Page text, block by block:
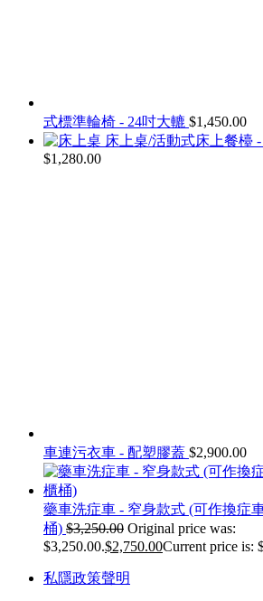
式標準輪椅 - 24吋大轆 $1,450.00
床上桌/活動式床上餐檯
$1,280.00
車連污衣車 - 配塑膠蓋 $2,900.00
藥車洗症車 - 窄身款式 (可作換症
桶) $3,250.00 Original price was:
$3,250.00.$2,750.00Current price is:
私隱政策聲明